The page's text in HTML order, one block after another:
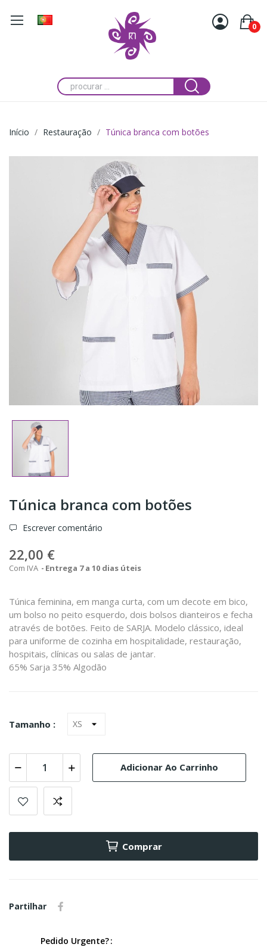
0
Início Restauração Túnica branca com botões
Túnica branca com botões
Escrever comentário
22,00 €
Com IVA Entrega 7 a 10 dias úteis
Túnica feminina, em manga curta, com um decote em bico,
um bolso no peito esquerdo, dois bolsos dianteiros e fecha
através de botões. Feito de SARJA. Modelo clássico, ideal
para uniforme de cozinha em hospitalidade, restauração,
hospitais, clínicas ou salas de jantar.
65% Sarja 35% Algodão
Tamanho :
Adicionar Ao Carrinho
Comprar
Partilhar
Pedido Urgente?